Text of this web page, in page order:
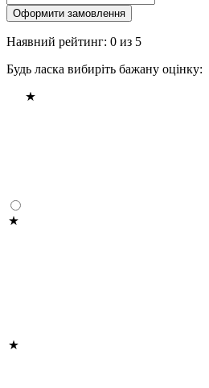
Оформити замовлення
Наявний рейтинг: 0 из 5
Будь ласка вибиріть бажану оцінку: